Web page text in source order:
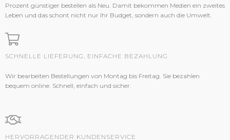
Prozent günstiger bestellen als Neu. Damit bekommen Medien ein zweites
Leben und das schont nicht nur Ihr Budget, sondern auch die Umwelt.
SCHNELLE LIEFERUNG, EINFACHE BEZAHLUNG
Wir bearbeiten Bestellungen von Montag bis Freitag. Sie bezahlen
bequem online. Schnell, einfach und sicher.
HERVORRAGENDER KUNDENSERVICE